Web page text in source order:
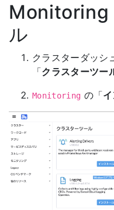
ル
クラスターダッシ
「クラスターツー
Monitoring の「